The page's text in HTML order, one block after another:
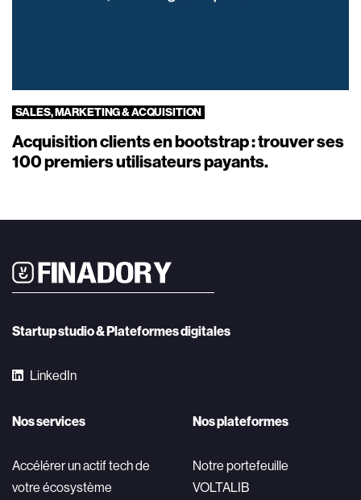
SALES, MARKETING & ACQUISITION
Acquisition clients en bootstrap : trouver ses
100 premiers utilisateurs payants.
Startup studio & Plateformes digitales
LinkedIn
Nos services
Accélérer un actif tech de
votre écosystème
Nos plateformes
Notre portefeuille
VOLTALIB